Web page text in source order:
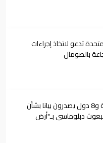
تدعو لاتخاذ إجراءات
بالصومال
مصر والسعودية و8 دول يصدرون بيانا بشأن
دبلوماسي بـ"أرض